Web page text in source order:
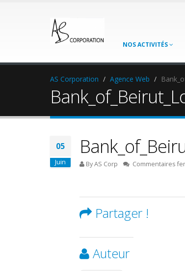
NOS ACTIVITÉS
AS Corporation Agence Web
05
Juin By AS Corp Commentaires
Partager !
Auteur